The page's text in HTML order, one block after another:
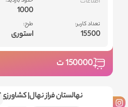
تعداد کاربر:
15500
1000
طرح:
استوری
150000ت
نهالستان فراز نهال|